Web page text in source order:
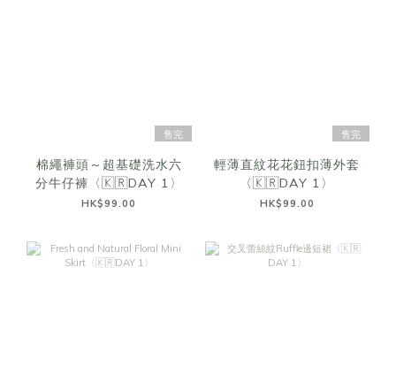
售完
棉繩褲頭～超基礎洗水六
分牛仔褲〈🇰🇷DAY 1〉
HK$99.00
售完
輕薄直紋花花鈕扣薄外套
〈🇰🇷DAY 1〉
HK$99.00